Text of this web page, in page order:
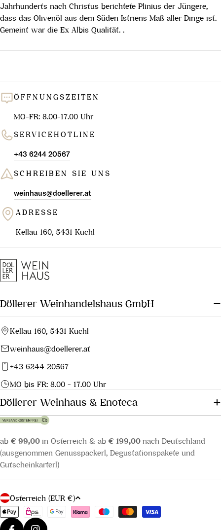
Jahrhunderts nach Christus berichtete Plinius der Jüngere,
dass das Olivenöl aus dem Süden Istriens Maß aller Dinge ist.
Gemeint war die Ex Albis Qualität. .
ÖFFNUNGSZEITEN
MO-FR: 8.00-17.00 Uhr
SERVICEHOTLINE
+43 6244 20567
SCHREIBEN SIE UNS
weinhaus@doellerer.at
ADRESSE
Kellau 160, 5431 Kuchl
Döllerer Weinhandelshaus GmbH
Kellau 160, 5431 Kuchl
weinhaus@doellerer.at
+43 6244 20567
MO bis FR: 8.00 - 17.00 Uhr
Döllerer Weinhaus & Enoteca
ab € 99,00 in Österreich & ab € 199,00 nach Deutschland
(ausgenommen Genusspackerl, Degustationspakete und
Gutscheinkarterl)
L
a
n
Österreich (EUR €)
Zahlungsmethoden